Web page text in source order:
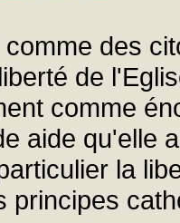
des
de
comme
aide qu'elle
la
principes